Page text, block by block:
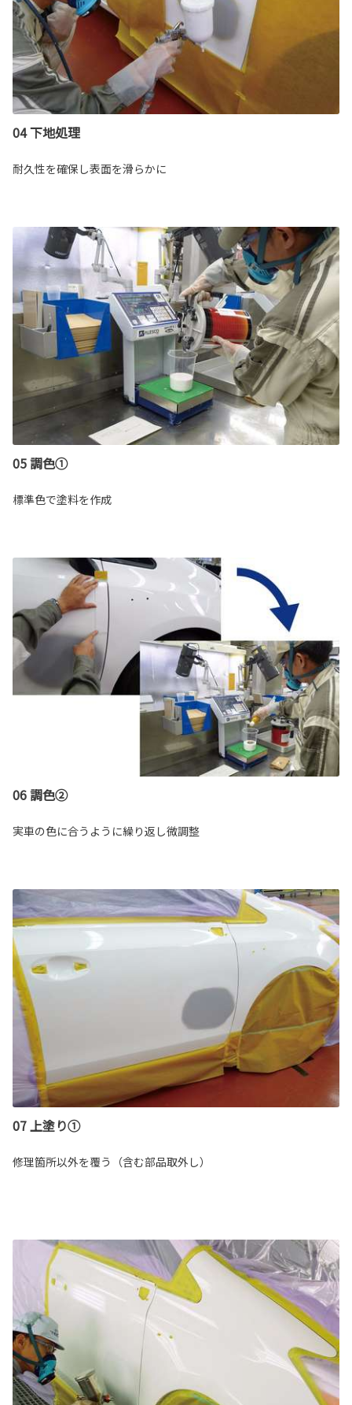
04 下地処理
耐久性を確保し表面を滑らかに
05 調色①
標準色で塗料を作成
06 調色②
実車の色に合うように繰り返し微調整
07 上塗り①
修理箇所以外を覆う（含む部品取外し）